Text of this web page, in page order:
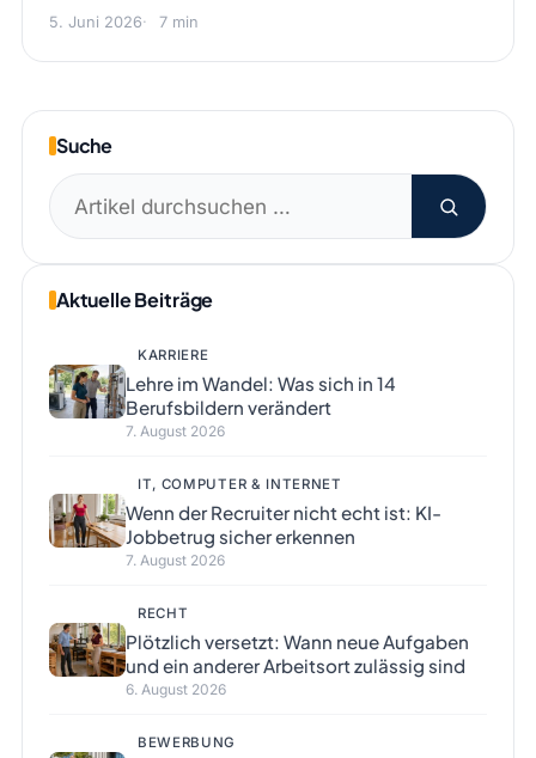
5. Juni 2026 7 min
Suche
Suchen
nach:
Aktuelle Beiträge
KARRIERE
Lehre im Wandel: Was sich in 14
Berufsbildern verändert
7. August 2026
IT, COMPUTER & INTERNET
Wenn der Recruiter nicht echt ist: KI-
Jobbetrug sicher erkennen
7. August 2026
RECHT
Plötzlich versetzt: Wann neue Aufgaben
und ein anderer Arbeitsort zulässig sind
6. August 2026
BEWERBUNG